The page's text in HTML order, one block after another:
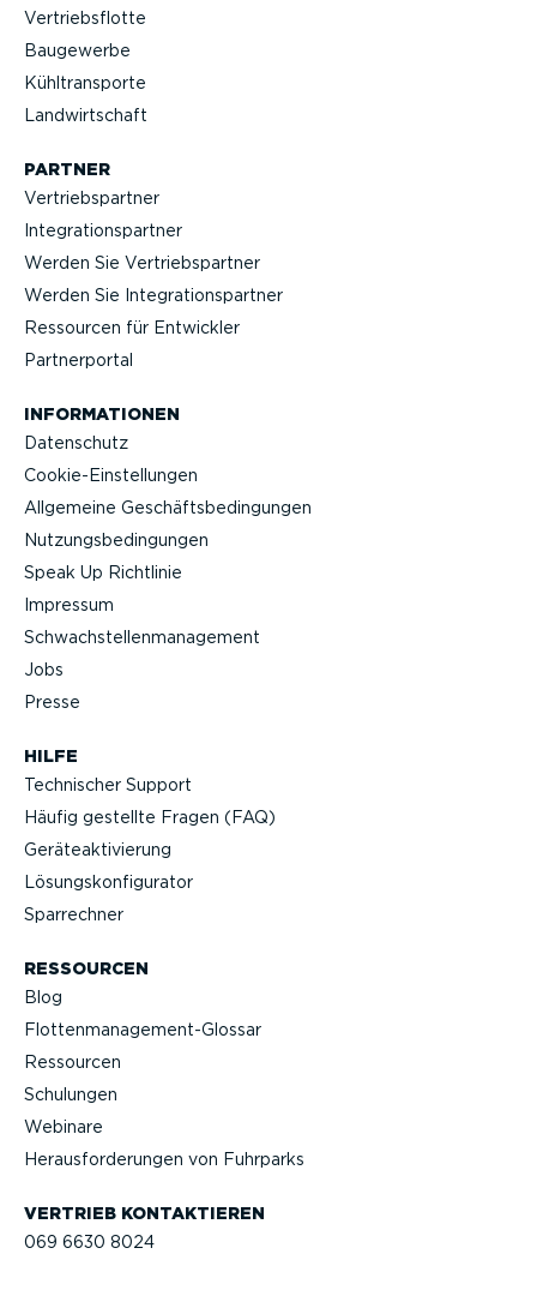
Vertriebs­flotte
Baugewerbe
Kühltrans­porte
Landwirt­schaft
VERTRIEB KONTAK­TIEREN
069 6630 8024
HILFE
Technischer Support
Häufig gestellte Fragen (FAQ)
Geräteak­ti­vierung
Lösungs­kon­fi­gu­rator
Sparrechner
RESSOURCEN
Blog
Flotten­management-Glossar
Ressourcen
Schulungen
Webinare
Heraus­for­de­rungen von Fuhrparks
PARTNER
Vertriebs­partner
Integra­ti­ons­partner
Werden Sie Vertriebs­partner
Werden Sie Integra­ti­ons­partner
Ressourcen für Entwickler
Partner­portal
INFOR­MA­TIONEN
Datenschutz
Cookie-Ein­stel­lungen
Allgemeine Geschäfts­be­din­gungen
Nutzungs­be­din­gungen
Speak Up Richtlinie
Impressum
Schwach­stel­len­ma­nagement
Jobs
Presse